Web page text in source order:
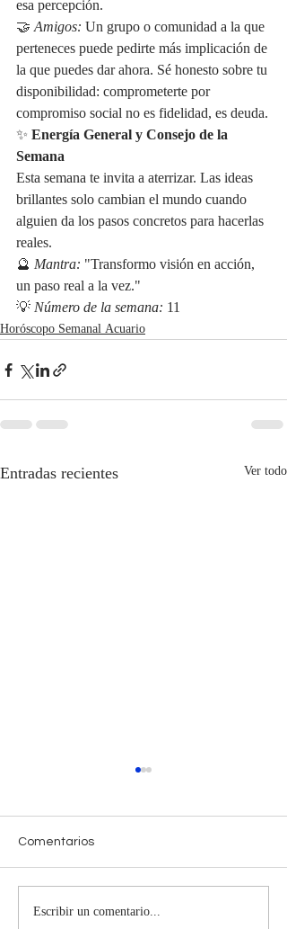
esa percepción.
🤝 Amigos: Un grupo o comunidad a la que
perteneces puede pedirte más implicación de
la que puedes dar ahora. Sé honesto sobre tu
disponibilidad: comprometerte por
compromiso social no es fidelidad, es deuda.
✨ Energía General y Consejo de la
Semana
Esta semana te invita a aterrizar. Las ideas
brillantes solo cambian el mundo cuando
alguien da los pasos concretos para hacerlas
reales.
🔮 Mantra: "Transformo visión en acción,
un paso real a la vez."
💡 Número de la semana: 11
Horóscopo Semanal Acuario
Entradas recientes Ver todo
Horóscopo Semanal
Comentarios
Escribir un comentario...